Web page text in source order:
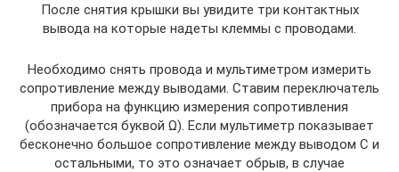
После снятия крышки вы увидите три контактных
вывода на которые надеты клеммы с проводами.
Необходимо снять провода и мультиметром измерить
сопротивление между выводами. Ставим переключатель
прибора на функцию измерения сопротивления
(обозначается буквой Ω). Если мультиметр показывает
бесконечно большое сопротивление между выводом С и
остальными, то это означает обрыв, в случае